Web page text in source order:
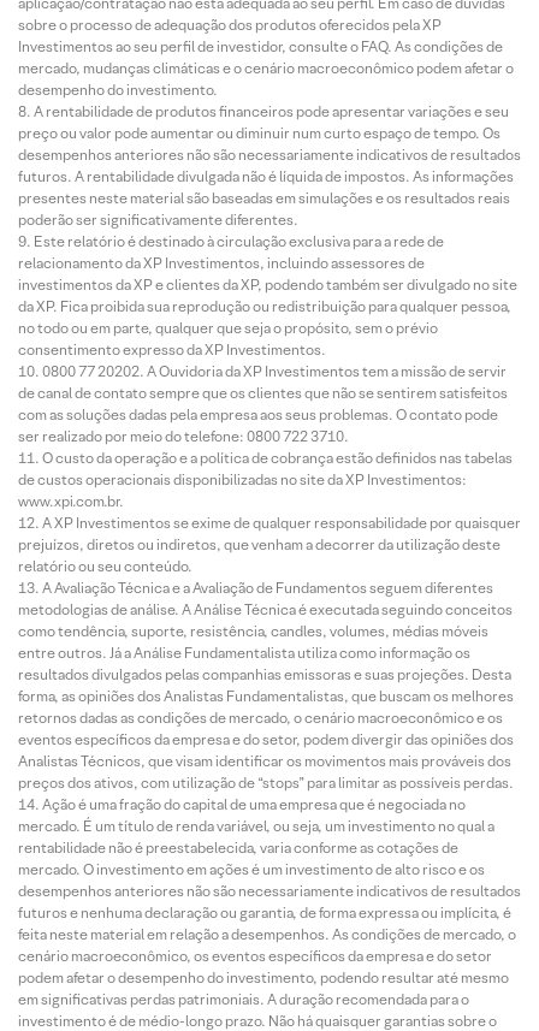
sobre o processo de adequação dos produtos oferecidos pela XP
Investimentos ao seu perfil de investidor, consulte o FAQ. As condições de
mercado, mudanças climáticas e o cenário macroeconômico podem afetar o
desempenho do investimento.
A rentabilidade de produtos financeiros pode apresentar variações e seu
preço ou valor pode aumentar ou diminuir num curto espaço de tempo. Os
desempenhos anteriores não são necessariamente indicativos de resultados
futuros. A rentabilidade divulgada não é líquida de impostos. As informações
presentes neste material são baseadas em simulações e os resultados reais
poderão ser significativamente diferentes.
Este relatório é destinado à circulação exclusiva para a rede de
relacionamento da XP Investimentos, incluindo assessores de
investimentos da XP e clientes da XP, podendo também ser divulgado no site
da XP. Fica proibida sua reprodução ou redistribuição para qualquer pessoa,
no todo ou em parte, qualquer que seja o propósito, sem o prévio
consentimento expresso da XP Investimentos.
0800 77 20202. A Ouvidoria da XP Investimentos tem a missão de servir
de canal de contato sempre que os clientes que não se sentirem satisfeitos
com as soluções dadas pela empresa aos seus problemas. O contato pode
ser realizado por meio do telefone: 0800 722 3710.
O custo da operação e a política de cobrança estão definidos nas tabelas
de custos operacionais disponibilizadas no site da XP Investimentos:
www.xpi.com.br.
A XP Investimentos se exime de qualquer responsabilidade por quaisquer
prejuízos, diretos ou indiretos, que venham a decorrer da utilização deste
relatório ou seu conteúdo.
A Avaliação Técnica e a Avaliação de Fundamentos seguem diferentes
metodologias de análise. A Análise Técnica é executada seguindo conceitos
como tendência, suporte, resistência, candles, volumes, médias móveis
entre outros. Já a Análise Fundamentalista utiliza como informação os
resultados divulgados pelas companhias emissoras e suas projeções. Desta
forma, as opiniões dos Analistas Fundamentalistas, que buscam os melhores
retornos dadas as condições de mercado, o cenário macroeconômico e os
eventos específicos da empresa e do setor, podem divergir das opiniões dos
Analistas Técnicos, que visam identificar os movimentos mais prováveis dos
preços dos ativos, com utilização de “stops” para limitar as possíveis perdas.
Ação é uma fração do capital de uma empresa que é negociada no
mercado. É um título de renda variável, ou seja, um investimento no qual a
rentabilidade não é preestabelecida, varia conforme as cotações de
mercado. O investimento em ações é um investimento de alto risco e os
desempenhos anteriores não são necessariamente indicativos de resultados
futuros e nenhuma declaração ou garantia, de forma expressa ou implícita, é
feita neste material em relação a desempenhos. As condições de mercado, o
cenário macroeconômico, os eventos específicos da empresa e do setor
podem afetar o desempenho do investimento, podendo resultar até mesmo
em significativas perdas patrimoniais. A duração recomendada para o
investimento é de médio-longo prazo. Não há quaisquer garantias sobre o